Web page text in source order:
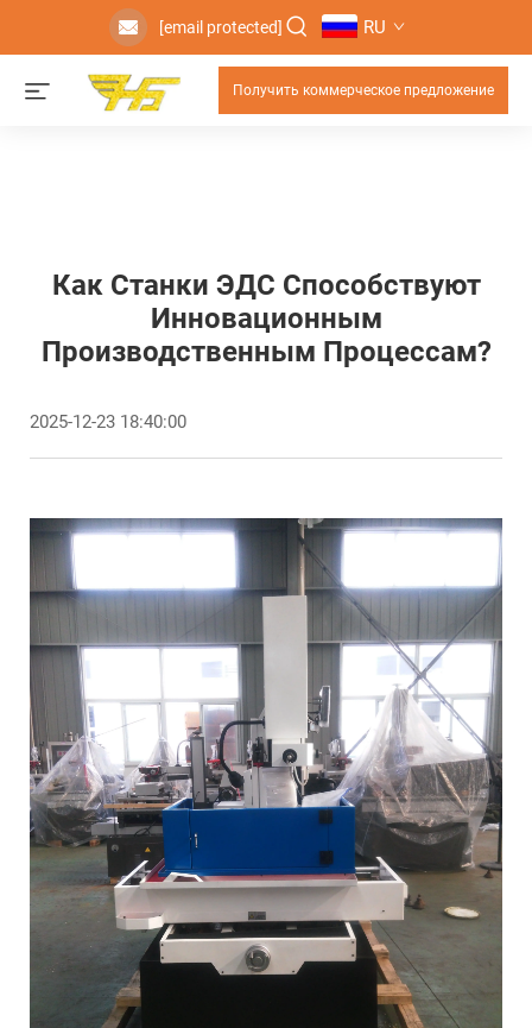
[email protected] RU
Получить коммерческое предложение
Как Станки ЭДС Способствуют
Инновационным
Производственным Процессам?
2025-12-23 18:40:00